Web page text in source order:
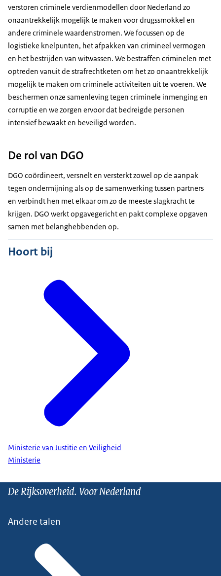
verstoren criminele verdienmodellen door Nederland zo
onaantrekkelijk mogelijk te maken voor drugssmokkel en
andere criminele waardenstromen. We focussen op de
logistieke knelpunten, het afpakken van crimineel vermogen
en het bestrijden van witwassen. We bestraffen criminelen met
optreden vanuit de strafrechtketen om het zo onaantrekkelijk
mogelijk te maken om criminele activiteiten uit te voeren. We
beschermen onze samenleving tegen criminele inmenging en
corruptie en we zorgen ervoor dat bedreigde personen
intensief bewaakt en beveiligd worden.
De rol van DGO
DGO coördineert, versnelt en versterkt zowel op de aanpak
tegen ondermijning als op de samenwerking tussen partners
en verbindt hen met elkaar om zo de meeste slagkracht te
krijgen. DGO werkt opgavegericht en pakt complexe opgaven
samen met belanghebbenden op.
Hoort bij
Ministerie van Justitie en Veiligheid
Ministerie
De Rijksoverheid. Voor Nederland
Andere talen